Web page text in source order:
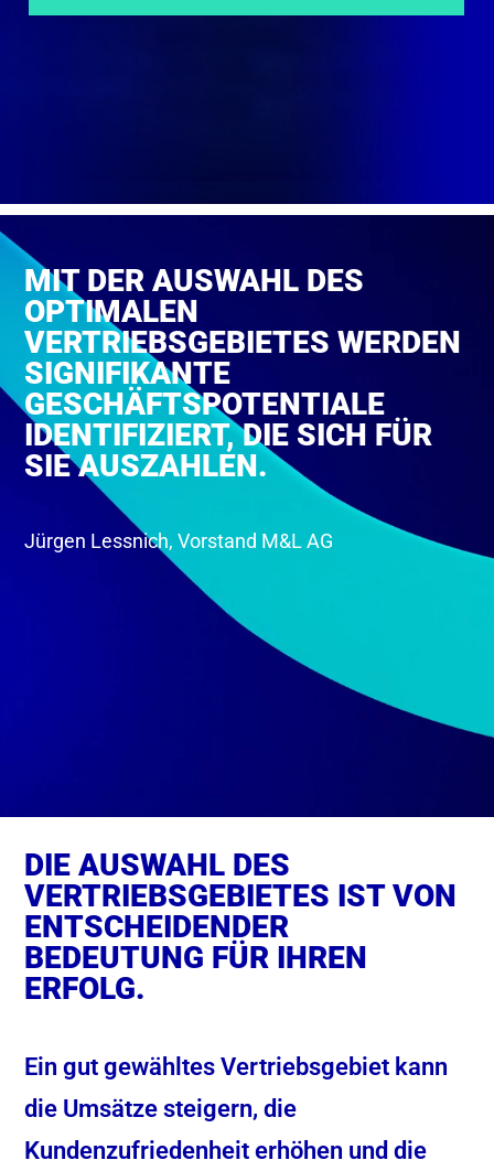
MIT DER AUSWAHL DES
OPTIMALEN
VERTRIEBSGEBIETES WERDEN
SIGNIFIKANTE
GESCHÄFTSPOTENTIALE
IDENTIFIZIERT, DIE SICH FÜR
SIE AUSZAHLEN.
Jürgen Lessnich, Vorstand M&L AG
DIE AUSWAHL DES
VERTRIEBSGEBIETES IST VON
ENTSCHEIDENDER
BEDEUTUNG FÜR IHREN
ERFOLG.
Ein gut gewähltes Vertriebsgebiet kann
die Umsätze steigern, die
Kundenzufriedenheit erhöhen und die